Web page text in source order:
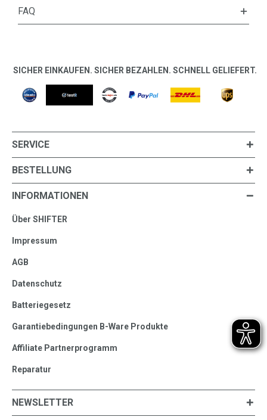
FAQ
SICHER EINKAUFEN. SICHER BEZAHLEN. SCHNELL GELIEFERT.
SERVICE
BESTELLUNG
INFORMATIONEN
Über SHIFTER
Impressum
AGB
Datenschutz
Batteriegesetz
Garantiebedingungen B-Ware Produkte
Affiliate Partnerprogramm
Reparatur
NEWSLETTER